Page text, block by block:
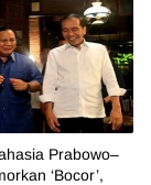
Prabowo–
‘Bocor’,